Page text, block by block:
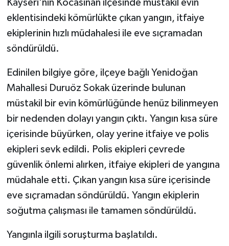
Kayseri'nin Kocasinan ilçesinde müstakil evin
eklentisindeki kömürlükte çıkan yangın, itfaiye
ekiplerinin hızlı müdahalesi ile eve sıçramadan
söndürüldü.
Edinilen bilgiye göre, ilçeye bağlı Yenidoğan
Mahallesi Duruöz Sokak üzerinde bulunan
müstakil bir evin kömürlüğünde henüz bilinmeyen
bir nedenden dolayı yangın çıktı. Yangın kısa süre
içerisinde büyürken, olay yerine itfaiye ve polis
ekipleri sevk edildi. Polis ekipleri çevrede
güvenlik önlemi alırken, itfaiye ekipleri de yangına
müdahale etti. Çıkan yangın kısa süre içerisinde
eve sıçramadan söndürüldü. Yangın ekiplerin
soğutma çalışması ile tamamen söndürüldü.
Yangınla ilgili soruşturma başlatıldı.